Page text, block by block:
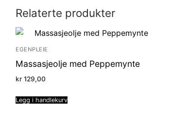
Relaterte produkter
EGENPLEIE
Massasjeolje med Peppemynte
kr 129,00
Legg i handlekurv